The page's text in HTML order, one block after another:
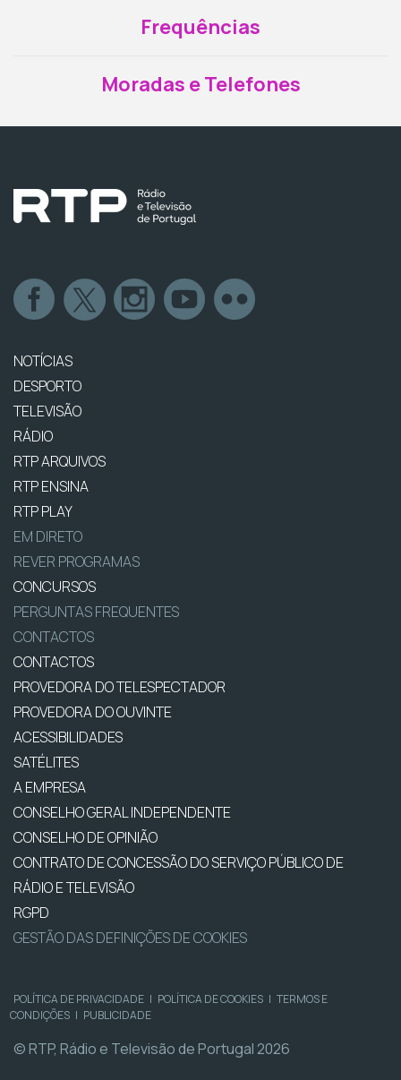
Frequências
Moradas e Telefones
NOTÍCIAS
DESPORTO
TELEVISÃO
RÁDIO
RTP ARQUIVOS
RTP ENSINA
RTP PLAY
EM DIRETO
REVER PROGRAMAS
CONCURSOS
PERGUNTAS FREQUENTES
CONTACTOS
CONTACTOS
PROVEDORA DO TELESPECTADOR
PROVEDORA DO OUVINTE
ACESSIBILIDADES
SATÉLITES
A EMPRESA
CONSELHO GERAL INDEPENDENTE
CONSELHO DE OPINIÃO
CONTRATO DE CONCESSÃO DO SERVIÇO PÚBLICO DE
RÁDIO E TELEVISÃO
RGPD
GESTÃO DAS DEFINIÇÕES DE COOKIES
POLÍTICA DE PRIVACIDADE | POLÍTICA DE COOKIES | TERMOS E
CONDIÇÕES | PUBLICIDADE
© RTP, Rádio e Televisão de Portugal 2026